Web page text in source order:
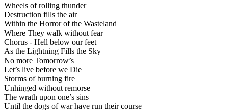
Wheels of rolling thunder
Destruction fills the air
Within the Horror of the Wasteland
Where They walk without fear
Chorus - Hell below our feet
As the Lightning Fills the Sky
No more Tomorrow’s
Let’s live before we Die
Storms of burning fire
Unhinged without remorse
The wrath upon one’s sins
Until the dogs of war have run their course